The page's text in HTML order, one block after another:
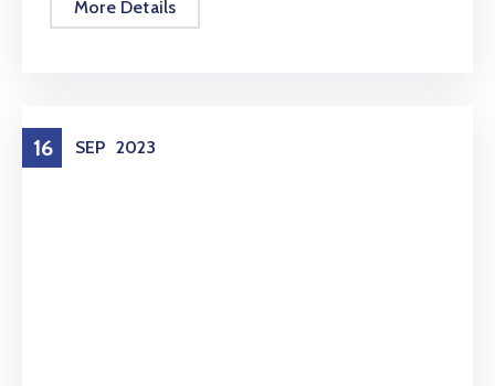
More Details
16 SEP 2023